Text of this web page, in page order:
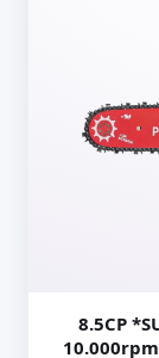
8.5CP